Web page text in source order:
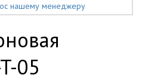
нашему менеджеру
05